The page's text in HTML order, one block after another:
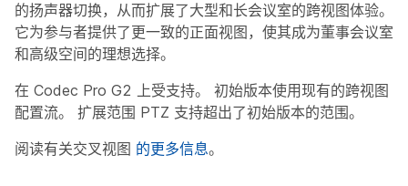
的扬声器切换，从而扩展了大型和长会议室的跨视图体验。
它为参与者提供了更一致的正面视图，使其成为董事会议室
和高级空间的理想选择。
在 Codec Pro G2 上受支持。 初始版本使用现有的跨视图
配置流。 扩展范围 PTZ 支持超出了初始版本的范围。
阅读有关交叉视图 的更多信息。